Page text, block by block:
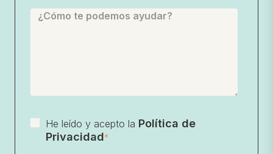
He leído y acepto la Política de
Privacidad*